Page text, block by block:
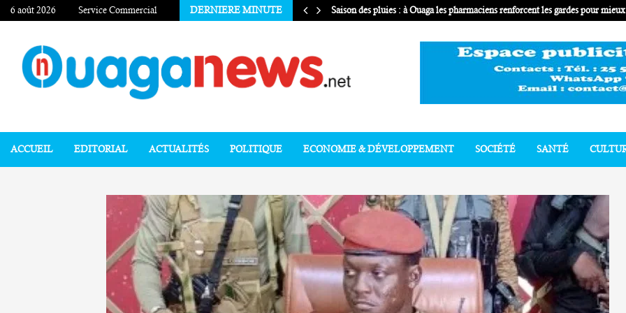
6 août 2026 Service Commercial DERNIERE MINUTE Saison des pluies : à Ouaga les pharmaciens renforcent les gardes pour
ACCUEIL EDITORIAL ACTUALITÉS POLITIQUE ECONOMIE & DÉVELOPPEMENT SOCIÉTÉ SANTÉ